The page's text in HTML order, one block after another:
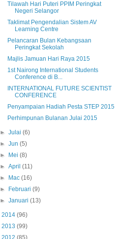
Tilawah Hari Puteri PPIM Peringkat
Negeri Selangor
Taklimat Pengendalian Sistem AV
Learning Centre
Pelancaran Bulan Kebangsaan
Peringkat Sekolah
Majlis Jamuan Hari Raya 2015
1st Nairong International Students
Conference di B...
INTERNATIONAL FUTURE SCIENTIST
CONFERENCE
Penyampaian Hadiah Pesta STEP 2015
Perhimpunan Bulanan Julai 2015
►Julai(6)
►Jun(5)
►
Mei(8)
►April(11)
►
Mac(16)
►
Februari(9)
►Januari(13)
2014 (96)
2013 (99)
2012 (85)